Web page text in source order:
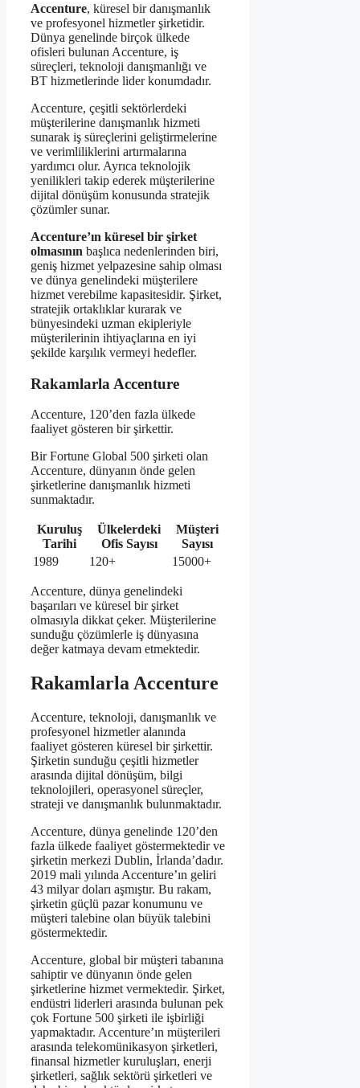
Accenture, küresel bir danışmanlık
ve profesyonel hizmetler şirketidir.
Dünya genelinde birçok ülkede
ofisleri bulunan Accenture, iş
süreçleri, teknoloji danışmanlığı ve
BT hizmetlerinde lider konumdadır.
Accenture, çeşitli sektörlerdeki
müşterilerine danışmanlık hizmeti
sunarak iş süreçlerini geliştirmelerine
ve verimliliklerini artırmalarına
yardımcı olur. Ayrıca teknolojik
yenilikleri takip ederek müşterilerine
dijital dönüşüm konusunda stratejik
çözümler sunar.
Accenture’ın küresel bir şirket
olmasının başlıca nedenlerinden biri,
geniş hizmet yelpazesine sahip olması
ve dünya genelindeki müşterilere
hizmet verebilme kapasitesidir. Şirket,
stratejik ortaklıklar kurarak ve
bünyesindeki uzman ekipleriyle
müşterilerinin ihtiyaçlarına en iyi
şekilde karşılık vermeyi hedefler.
Rakamlarla Accenture
Accenture, 120’den fazla ülkede
faaliyet gösteren bir şirkettir.
Bir Fortune Global 500 şirketi olan
Accenture, dünyanın önde gelen
şirketlerine danışmanlık hizmeti
sunmaktadır.
Kuruluş
Tarihi
Ülkelerdeki
Ofis Sayısı
Müşteri
Sayısı
1989
120+ 15000+
Accenture, dünya genelindeki
başarıları ve küresel bir şirket
olmasıyla dikkat çeker. Müşterilerine
sunduğu çözümlerle iş dünyasına
değer katmaya devam etmektedir.
Rakamlarla Accenture
Accenture, teknoloji, danışmanlık ve
profesyonel hizmetler alanında
faaliyet gösteren küresel bir şirkettir.
Şirketin sunduğu çeşitli hizmetler
arasında dijital dönüşüm, bilgi
teknolojileri, operasyonel süreçler,
strateji ve danışmanlık bulunmaktadır.
Accenture, dünya genelinde 120’den
fazla ülkede faaliyet göstermektedir ve
şirketin merkezi Dublin, İrlanda’dadır.
2019 mali yılında Accenture’ın geliri
43 milyar doları aşmıştır. Bu rakam,
şirketin güçlü pazar konumunu ve
müşteri talebine olan büyük talebini
göstermektedir.
Accenture, global bir müşteri tabanına
sahiptir ve dünyanın önde gelen
şirketlerine hizmet vermektedir. Şirket,
endüstri liderleri arasında bulunan pek
çok Fortune 500 şirketi ile işbirliği
yapmaktadır. Accenture’ın müşterileri
arasında telekomünikasyon şirketleri,
finansal hizmetler kuruluşları, enerji
şirketleri, sağlık sektörü şirketleri ve